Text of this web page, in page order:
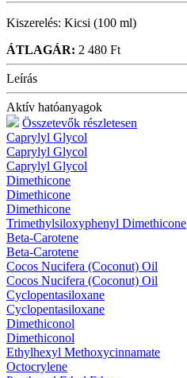
Kiszerelés: Kicsi (100 ml)
ÁTLAGÁR: 2 480 Ft
Leírás
Aktív hatóanyagok
Összetevők részletesen
Caprylyl Glycol
Caprylyl Glycol
Caprylyl Glycol
Dimethicone
Dimethicone
Dimethicone
Trimethylsiloxyphenyl Dimethicone
Beta-Carotene
Beta-Carotene
Cocos Nucifera (Coconut) Oil
Cocos Nucifera (Coconut) Oil
Cyclopentasiloxane
Cyclopentasiloxane
Dimethiconol
Dimethiconol
Ethylhexyl Methoxycinnamate
Octocrylene